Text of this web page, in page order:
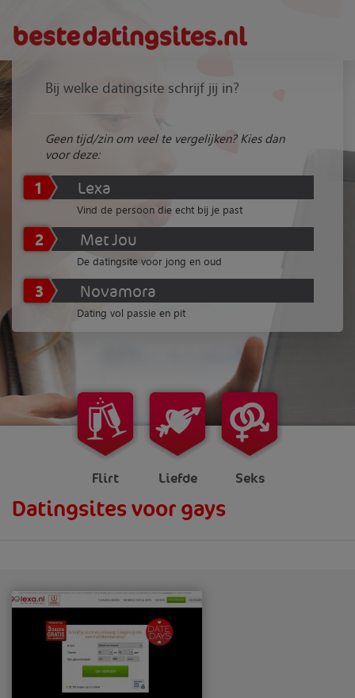
Bij welke datingsite schrijf jij in?
Geen tijd/zin om veel te vergelijken? Kies dan
voor deze:
1 Lexa
Vind de persoon die echt bij je past
2 Met Jou
De datingsite voor jong en oud
3 Novamora
Dating vol passie en pit
Flirt Liefde Seks
Datingsites voor gays